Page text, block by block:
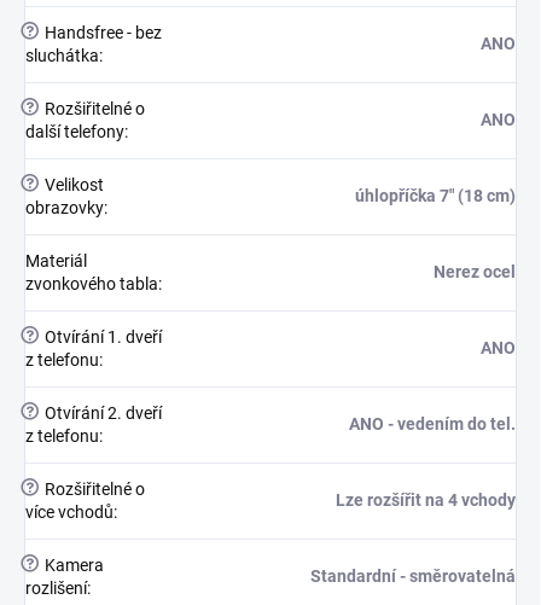
?
Handsfree - bez
sluchátka:
ANO
?
Rozšiřitelné o
další telefony:
ANO
? Velikost
obrazovky:
úhlopříčka 7" (18 cm)
Materiál
zvonkového tabla:
Nerez ocel
? Otvírání 1. dveří
z telefonu:
ANO
? Otvírání 2. dveří
z telefonu:
ANO - vedením do tel.
?
Rozšiřitelné o
více vchodů:
Lze rozšířit na 4 vchody
?
Kamera
rozlišení:
Standardní - směrovatelná